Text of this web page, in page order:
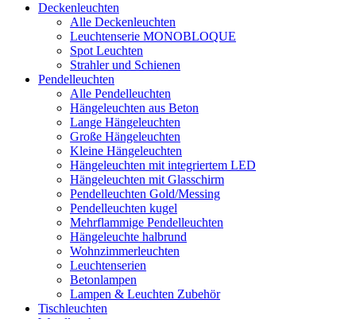
Deckenleuchten
Alle Deckenleuchten
Leuchtenserie MONOBLOQUE
Spot Leuchten
Strahler und Schienen
Pendelleuchten
Alle Pendelleuchten
Hängeleuchten aus Beton
Lange Hängeleuchten
Große Hängeleuchten
Kleine Hängeleuchten
Hängeleuchten mit integriertem LED
Hängeleuchten mit Glasschirm
Pendelleuchten Gold/Messing
Pendelleuchten kugel
Mehrflammige Pendelleuchten
Hängeleuchte halbrund
Wohnzimmerleuchten
Leuchtenserien
Betonlampen
Lampen & Leuchten Zubehör
Tischleuchten